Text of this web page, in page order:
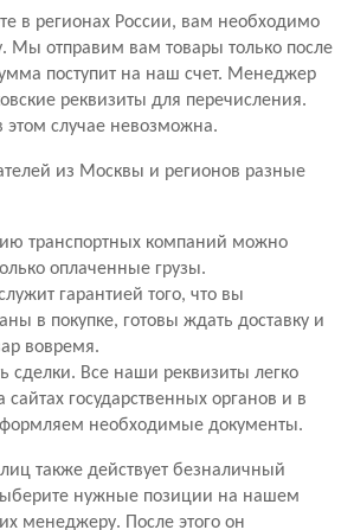
в регионах России, вам необходимо
Мы отправим вам товары только после
поступит на наш счет. Менеджер
реквизиты для перечисления.
этом случае невозможна.
из Москвы и регионов разные
транспортных компаний можно
оплаченные грузы.
гарантией того, что вы
в покупке, готовы ждать доставку и
вовремя.
сделки. Все наши реквизиты легко
сайтах государственных органов и в
необходимые документы.
также действует безналичный
нужные позиции на нашем
менеджеру. После этого он